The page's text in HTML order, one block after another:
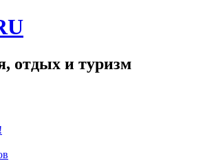
отдых и туризм